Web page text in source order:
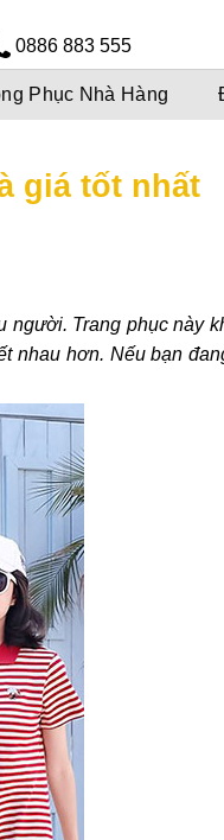
0886 883 555
Phục Nhà Hàng
giá tốt nhất
người. Trang phục này
nhau hơn. Nếu bạn